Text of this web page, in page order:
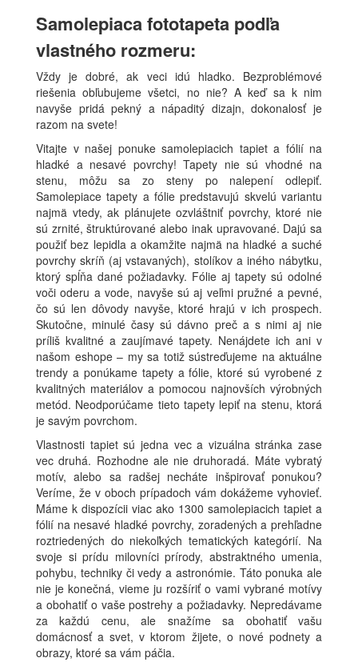
Samolepiaca fototapeta podľa
vlastného rozmeru:
Vždy je dobré, ak veci idú hladko. Bezproblémové
riešenia obľubujeme všetci, no nie? A keď sa k nim
navyše pridá pekný a nápaditý dizajn, dokonalosť je
razom na svete!
Vitajte v našej ponuke samolepiacich tapiet a fólií na
hladké a nesavé povrchy! Tapety nie sú vhodné na
stenu, môžu sa zo steny po nalepení odlepiť.
Samolepiace tapety a fólie predstavujú skvelú variantu
najmä vtedy, ak plánujete ozvláštniť povrchy, ktoré nie
sú zrnité, štruktúrované alebo inak upravované. Dajú sa
použiť bez lepidla a okamžite najmä na hladké a suché
povrchy skríň (aj vstavaných), stolíkov a iného nábytku,
ktorý spĺňa dané požiadavky. Fólie aj tapety sú odolné
voči oderu a vode, navyše sú aj veľmi pružné a pevné,
čo sú len dôvody navyše, ktoré hrajú v ich prospech.
Skutočne, minulé časy sú dávno preč a s nimi aj nie
príliš kvalitné a zaujímavé tapety. Nenájdete ich ani v
našom eshope – my sa totiž sústreďujeme na aktuálne
trendy a ponúkame tapety a fólie, ktoré sú vyrobené z
kvalitných materiálov a pomocou najnovších výrobných
metód. Neodporúčame tieto tapety lepiť na stenu, ktorá
je savým povrchom.
Vlastnosti tapiet sú jedna vec a vizuálna stránka zase
vec druhá. Rozhodne ale nie druhoradá. Máte vybratý
motív, alebo sa radšej necháte inšpirovať ponukou?
Veríme, že v oboch prípadoch vám dokážeme vyhovieť.
Máme k dispozícii viac ako 1300 samolepiacich tapiet a
fólií na nesavé hladké povrchy, zoradených a prehľadne
roztriedených do niekoľkých tematických kategórií. Na
svoje si prídu milovníci prírody, abstraktného umenia,
pohybu, techniky či vedy a astronómie. Táto ponuka ale
nie je konečná, vieme ju rozšíriť o vami vybrané motívy
a obohatiť o vaše postrehy a požiadavky. Nepredávame
za každú cenu, ale snažíme sa obohatiť vašu
domácnosť a svet, v ktorom žijete, o nové podnety a
obrazy, ktoré sa vám páčia.